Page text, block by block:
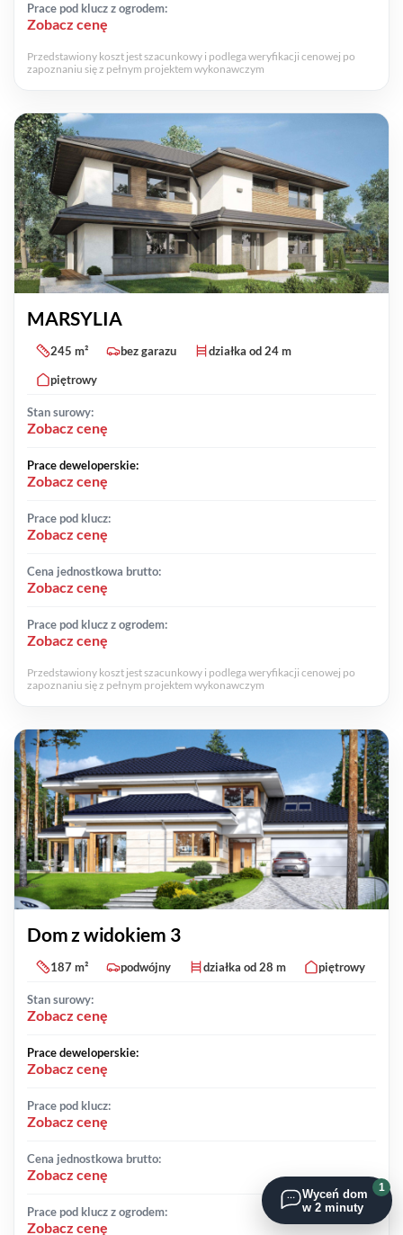
Prace pod klucz z ogrodem:
Zobacz cenę
Przedstawiony koszt jest szacunkowy i podlega weryfikacji cenowej po
zapoznaniu się z pełnym projektem wykonawczym
MARSYLIA
245 m² bez garazu
działka od 24 m
piętrowy
Stan surowy:
Zobacz cenę
Prace deweloperskie:
Zobacz cenę
Prace pod klucz:
Zobacz cenę
Cena jednostkowa brutto:
Zobacz cenę
Prace pod klucz z ogrodem:
Zobacz cenę
Przedstawiony koszt jest szacunkowy i podlega weryfikacji cenowej po
zapoznaniu się z pełnym projektem wykonawczym
Dom z widokiem 3
187 m² podwójny działka od 28 m piętrowy
Stan surowy:
Zobacz cenę
Prace deweloperskie:
Zobacz cenę
Prace pod klucz:
Zobacz cenę
Cena jednostkowa brutto:
Zobacz cenę
Prace pod klucz z ogrodem:
Zobacz cenę
1
Wyceń dom
w 2 minuty